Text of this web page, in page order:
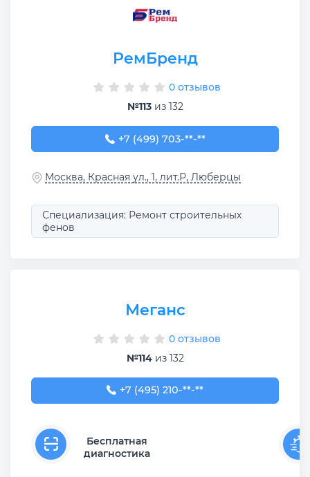
РемБренд
0 отзывов
№113из 132
+7 (499) 703-00-57
+7 (499) 703-**-**
Москва, Красная ул., 1, лит.Р, Люберцы
Специализация: Ремонт строительных
фенов
Меганс
0 отзывов
№114из 132
+7 (495) 210-10-04
+7 (495) 210-**-**
Бесплатная
диагностика